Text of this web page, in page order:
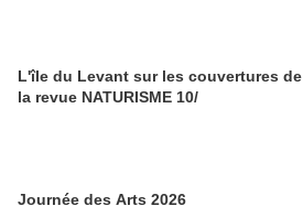
L'île du Levant sur les couvertures de
la revue NATURISME 10/
Journée des Arts 2026